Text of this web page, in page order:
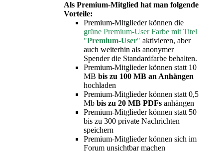
Als Premium-Mitglied hat man folgende
Vorteile:
Premium-Mitglieder können die
grüne Premium-User Farbe mit Titel
"Premium-User" aktivieren, aber
auch weiterhin als anonymer
Spender die Standardfarbe behalten.
Premium-Mitglieder können statt 10
MB bis zu 100 MB an Anhängen
hochladen
Premium-Mitglieder können statt 0,5
Mb bis zu 20 MB PDFs anhängen
Premium-Mitglieder können statt 50
bis zu 300 private Nachrichten
speichern
Premium-Mitglieder können sich im
Forum unsichtbar machen